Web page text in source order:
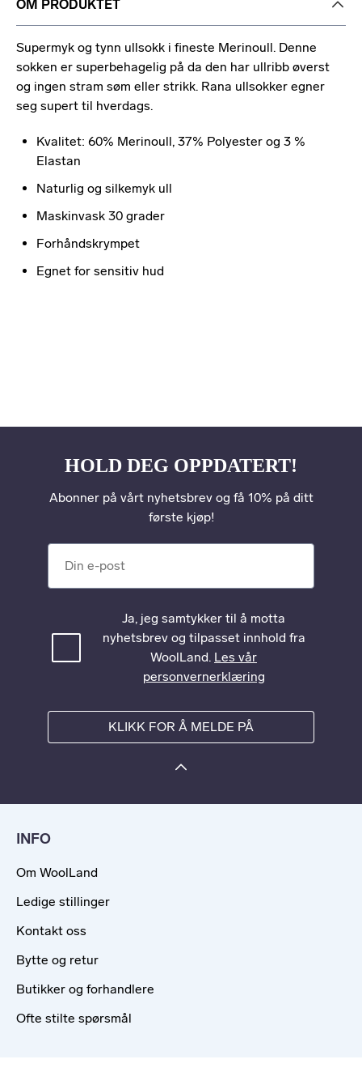
OM PRODUKTET
Supermyk og tynn ullsokk i fineste Merinoull. Denne
sokken er superbehagelig på da den har ullribb øverst
og ingen stram søm eller strikk. Rana ullsokker egner
seg supert til hverdags.
Kvalitet: 60% Merinoull, 37% Polyester og 3 %
Elastan
Naturlig og silkemyk ull
Maskinvask 30 grader
Forhåndskrympet
Egnet for sensitiv hud
HOLD DEG OPPDATERT!
Abonner på vårt nyhetsbrev og få 10% på ditt
første kjøp!
Ja, jeg samtykker til å motta
nyhetsbrev og tilpasset innhold fra
WoolLand. Les vår
personvernerklæring
KLIKK FOR Å MELDE PÅ
INFO
Om WoolLand
Ledige stillinger
Kontakt oss
Bytte og retur
Butikker og forhandlere
Ofte stilte spørsmål